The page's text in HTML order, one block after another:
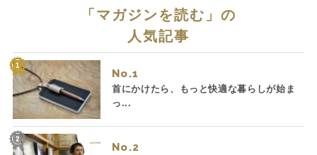
「 マガジンを読む 」の
人気記事
No.
首にかけたら、もっと快適な暮らしが始ま
っ...
No.